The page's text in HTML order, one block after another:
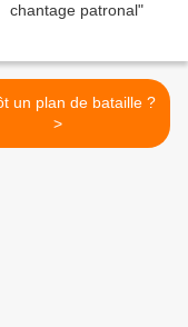
un plan de bataille ?
>